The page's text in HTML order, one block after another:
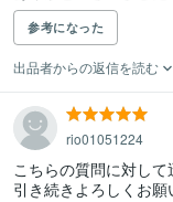
参考になった
出品者からの返信を読む
rio01051224
こちらの質問に対して
引き続きよろしくお願